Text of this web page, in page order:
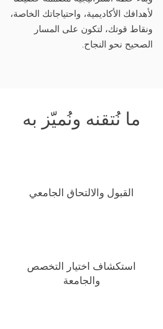
لأهدافك الأكاديمية، واحتياجاتك الخاصة،
ونقاط قوتك، لتكون على المسار
الصحيح نحو النجاح.
ما نُتقنه ونُميّز به
القبول والالتحاق الجامعي
استكشاف اختيار التخصص
والجامعة